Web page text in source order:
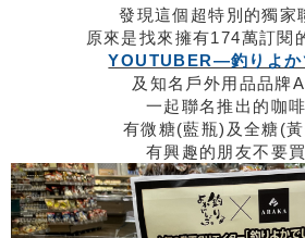
發現這個超特別的獨家
原來是找來擁有174萬訂閱
YOUTUBER—釣りよか
及知名戶外用品品牌
一起聯名推出的咖
有微糖(藍瓶)及全糖(
有興趣的朋友不要